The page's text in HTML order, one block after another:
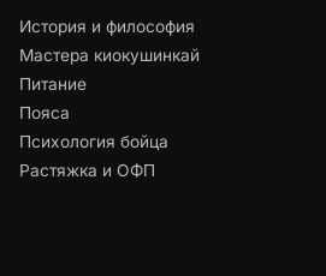
История и философия
Мастера киокушинкай
Питание
Пояса
Психология бойца
Растяжка и ОФП